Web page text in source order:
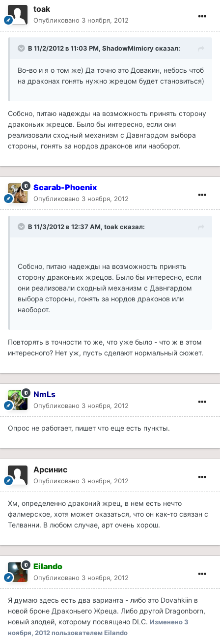
toak
Опубликовано 3 ноября, 2012
В 11/2/2012 в 11:03 PM, ShadowMimicry сказал:
Во-во и я о том же) Да точно это Довакин, небось чтоб
на драконах гонять нужно жрецом будет становиться)
Собсно, питаю надежды на возможность принять сторону
драконьих жрецов. Было бы интересно, если они
реализовали сходный механизм с Давнгардом выбора
стороны, гонять за нордов драконов или наоборот.
Scarab-Phoenix
Опубликовано 3 ноября, 2012
В 11/3/2012 в 12:37 AM, toak сказал:
Собсно, питаю надежды на возможность принять
сторону драконьих жрецов. Было бы интересно, если
они реализовали сходный механизм с Давнгардом
выбора стороны, гонять за нордов драконов или
наоборот.
Повторять в точности то же, что уже было - что ж в этом
интересного? Нет уж, пусть сделают нормальный сюжет.
NmLs
Опубликовано 3 ноября, 2012
Опрос не работает, пишет что еще есть пункты.
Арсинис
Опубликовано 3 ноября, 2012
Хм, определенно драконий жрец, в нем есть нечто
фалмерское, хотя может оказаться, что он как-то связан с
Телванни. В любом случае, арт очень хорош.
Eilando
Опубликовано 3 ноября, 2012
Я думаю здесь есть два варианта - либо это Dovahkiin в
новой броне Драконьего Жреца. Либо другой Dragonborn,
новый злодей, которому посвящено DLC. Изменено3
ноября, 2012пользователем Eilando